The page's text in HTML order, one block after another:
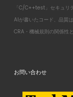
「C/C++test」セキュリ
AIが書いたコード、品質
CRA・機械規則の関係性
お問い合わせ